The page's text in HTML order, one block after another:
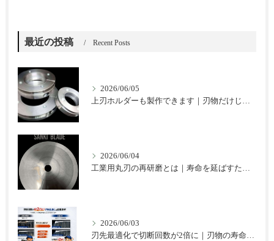
最近の投稿 Recent Posts
2026/06/05
上刃ホルダーも製作できます｜刃物だけじゃない三起ブレードのご提案
2026/06/04
工業用丸刃の再研磨とは｜寿命を延ばすための基本と注意点
2026/06/03
刃先最適化で切断回数が2倍に｜刃物の寿命を延ばした改善事例